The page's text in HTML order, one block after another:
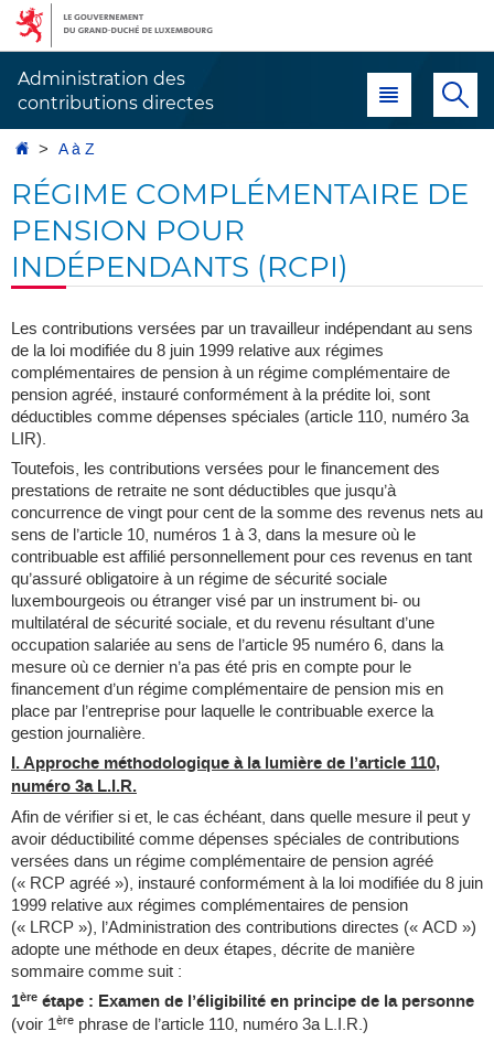
Aller
navigation
Aller
au
Administration des
contributions directes
Menu principal
AccueilA à Z
RÉGIME COMPLÉMENTAIRE DE
PENSION POUR
INDÉPENDANTS (RCPI)
Les contributions versées par un travailleur indépendant au sens
de la loi modifiée du 8 juin 1999 relative aux régimes
complémentaires de pension à un régime complémentaire de
pension agréé, instauré conformément à la prédite loi, sont
déductibles comme dépenses spéciales (article 110, numéro 3a
LIR).
Toutefois, les contributions versées pour le financement des
prestations de retraite ne sont déductibles que jusqu’à
concurrence de vingt pour cent de la somme des revenus nets au
sens de l’article 10, numéros 1 à 3, dans la mesure où le
contribuable est affilié personnellement pour ces revenus en tant
qu’assuré obligatoire à un régime de sécurité sociale
luxembourgeois ou étranger visé par un instrument bi- ou
multilatéral de sécurité sociale, et du revenu résultant d’une
occupation salariée au sens de l’article 95 numéro 6, dans la
mesure où ce dernier n’a pas été pris en compte pour le
financement d’un régime complémentaire de pension mis en
place par l’entreprise pour laquelle le contribuable exerce la
gestion journalière.
I. Approche méthodologique à la lumière de l’article 110,
numéro 3a L.I.R.
Afin de vérifier si et, le cas échéant, dans quelle mesure il peut y
avoir déductibilité comme dépenses spéciales de contributions
versées dans un régime complémentaire de pension agréé
(« RCP agréé »), instauré conformément à la loi modifiée du 8 juin
1999 relative aux régimes complémentaires de pension
(« LRCP »), l’Administration des contributions directes (« ACD »)
adopte une méthode en deux étapes, décrite de manière
sommaire comme suit :
1ère étape : Examen de l’éligibilité en principe de la personne
(voir 1ère phrase de l’article 110, numéro 3a L.I.R.)